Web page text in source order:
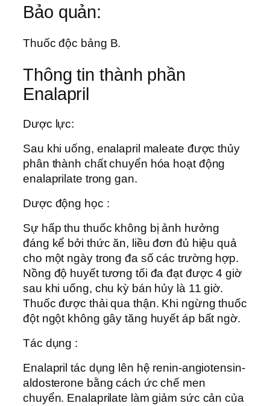
Bảo quản:
Thuốc độc bảng B.
Thông tin thành phần
Enalapril
Dược lực:
Sau khi uống, enalapril maleate được thủy
phân thành chất chuyển hóa hoạt động
enalaprilate trong gan.
Dược động học :
Sự hấp thu thuốc không bị ảnh hưởng
đáng kể bởi thức ăn, liều đơn đủ hiệu quả
cho một ngày trong đa số các trường hợp.
Nồng độ huyết tương tối đa đạt được 4 giờ
sau khi uống, chu kỳ bán hủy là 11 giờ.
Thuốc được thải qua thận. Khi ngừng thuốc
đột ngột không gây tăng huyết áp bất ngờ.
Tác dụng :
Enalapril tác dụng lên hệ renin-angiotensin-
aldosterone bằng cách ức chế men
chuyển. Enalaprilate làm giảm sức cản của